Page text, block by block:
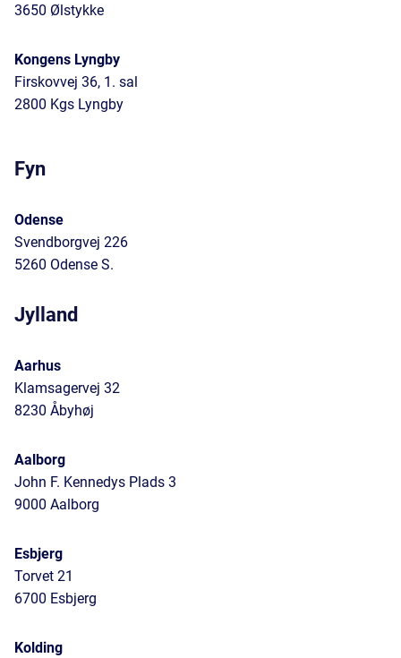
3650 Ølstykke
Kongens Lyngby
Firskovvej 36, 1. sal
2800 Kgs Lyngby
Fyn
Odense
Svendborgvej 226
5260 Odense S.
Jylland
Aarhus
Klamsagervej 32
8230 Åbyhøj
Aalborg
John F. Kennedys Plads 3
9000 Aalborg
Esbjerg
Torvet 21
6700 Esbjerg
Kolding